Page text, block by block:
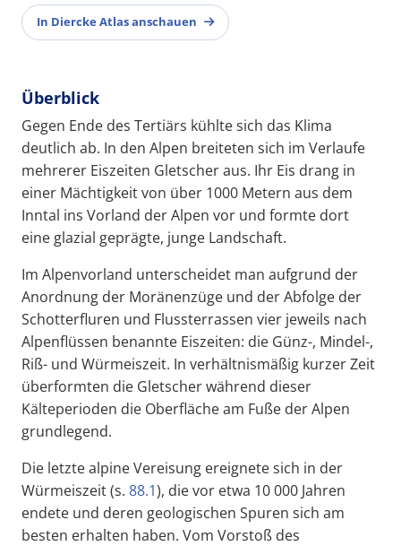
In Diercke Atlas anschauen
Überblick
Gegen Ende des Tertiärs kühlte sich das Klima
deutlich ab. In den Alpen breiteten sich im Verlaufe
mehrerer Eiszeiten Gletscher aus. Ihr Eis drang in
einer Mächtigkeit von über 1000 Metern aus dem
Inntal ins Vorland der Alpen vor und formte dort
eine glazial geprägte, junge Landschaft.
Im Alpenvorland unterscheidet man aufgrund der
Anordnung der Moränenzüge und der Abfolge der
Schotterfluren und Flussterrassen vier jeweils nach
Alpenflüssen benannte Eiszeiten: die Günz-, Mindel-,
Riß- und Würmeiszeit. In verhältnismäßig kurzer Zeit
überformten die Gletscher während dieser
Kälteperioden die Oberfläche am Fuße der Alpen
grundlegend.
Die letzte alpine Vereisung ereignete sich in der
Würmeiszeit (s. 88.1), die vor etwa 10 000 Jahren
endete und deren geologischen Spuren sich am
besten erhalten haben. Vom Vorstoß des